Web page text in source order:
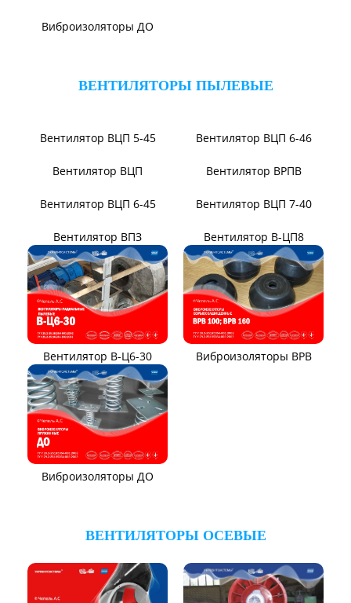
Вентилятор ВР104-79-9-3
Вентилятор ВЦКИ1-
1800/80-01
Вентилятор ВЦКП-2219 Вентилятор УЦВ
Вентиляторы для АЭС Виброизоляторы ВРВ
Виброизоляторы ДО
ВЕНТИЛЯТОРЫ ПЫЛЕВЫЕ
Вентилятор ВЦП 5-45
Вентилятор ВПЗ Вентилятор В-ЦП8